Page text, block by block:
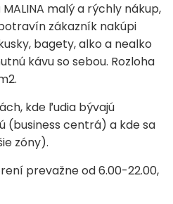
malý a rýchly nákup,
zákazník nakúpi
bagety, alko a nealko
kávu so sebou. Rozloha
kde ľudia bývajú
(business centrá) a kde sa
zóny).
prevažne od 6.00-22.00,